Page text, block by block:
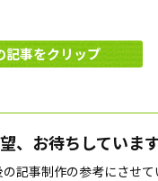
記事をクリップ
、お待ちしていま
記事制作の参考にさせ